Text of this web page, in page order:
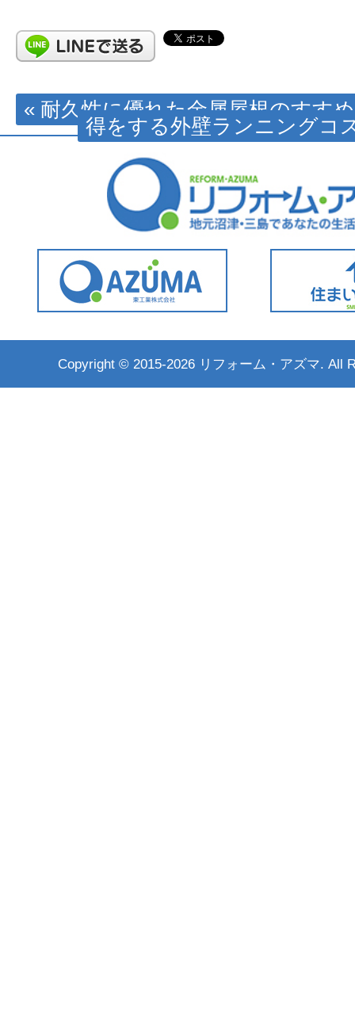
« 耐久性に優れた金属屋根のすすめ
得をする外壁ランニングコ
Copyright © 2015-2026 リフォーム・アズマ. All